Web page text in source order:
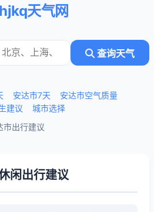
天气网
查询天气
安达市7天
安达市空气质量
建议
城市选择
市出行建议
闲出行建议